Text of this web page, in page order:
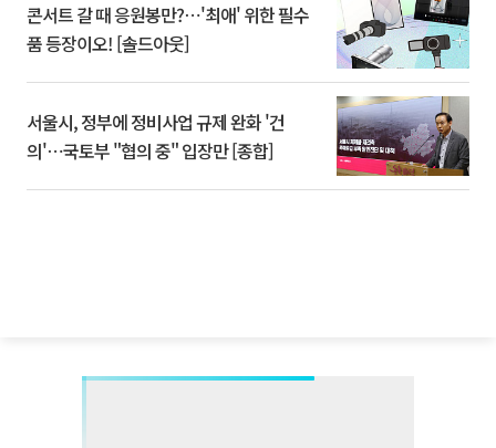
콘서트 갈 때 응원봉만?⋯'최애' 위한 필수
품 등장이오! [솔드아웃]
서울시, 정부에 정비사업 규제 완화 '건
의'⋯국토부 "협의 중" 입장만 [종합]